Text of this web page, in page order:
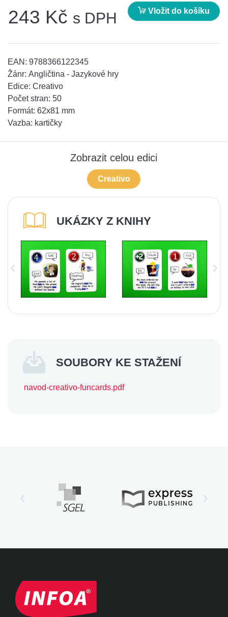
243 Kč s DPH Vložit do košíku
EAN: 9788366122345
Žánr: Angličtina - Jazykové hry
Edice: Creativo
Počet stran: 50
Formát: 62x81 mm
Vazba: kartičky
Zobrazit celou edici
Creativo
UKÁZKY Z KNIHY
SOUBORY KE STAŽENÍ
navod-creativo-funcards.pdf